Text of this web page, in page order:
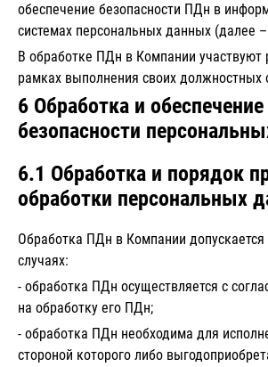
обеспечение безопасности ПДн в
системах персональных данных (далее
В обработке ПДн в Компании участвуют
рамках выполнения своих должностных
6 Обработка и обеспечение
безопасности
6.1 Обработка и порядок
обработки персональных
Обработка ПДн в Компании
случаях:
- обработка ПДн осуществляется с
на обработку его ПДн;
- обработка ПДн необходима для
стороной которого либо